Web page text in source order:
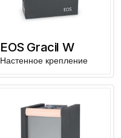
EOS Gracil W
Настенное крепление